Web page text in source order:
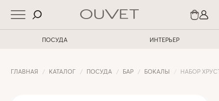
ПОСУДА ИНТЕРЬЕР
ГЛАВНАЯ КАТАЛОГ ПОСУДА БАР БОКАЛЫ НАБОР